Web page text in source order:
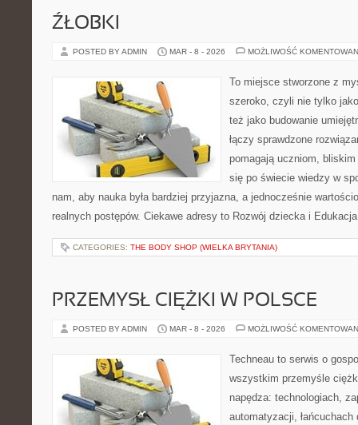
ŹŁOBKI
POSTED BY ADMIN MAR - 8 - 2026 MOŻLIWOŚĆ
To miejsce stworzone z
szeroko, czyli nie tylko
też jako budowanie
łączy sprawdzone
pomagają uczniom,
się po świecie wiedzy w
nam, aby nauka była bardziej przyjazna, a jednocześnie
realnych postępów. Ciekawe adresy to Rozwój dziecka i
CATEGORIES: THE BODY SHOP (WIELKA BRYTANIA)
PRZEMYSŁ CIĘŻKI W POLSCE
POSTED BY ADMIN MAR - 8 - 2026 MOŻLIWOŚĆ
Techneau to serwis o
wszystkim przemyśle
napędza: technologiach,
automatyzacji,